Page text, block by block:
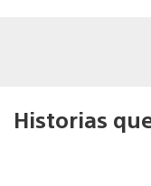
Historias